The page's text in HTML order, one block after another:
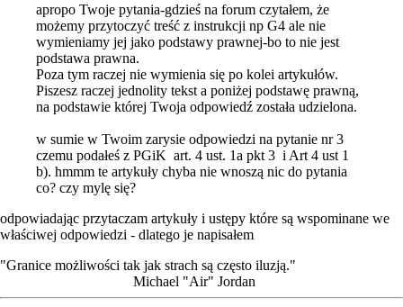
apropo Twoje pytania-gdzieś na forum czytałem, że
możemy przytoczyć treść z instrukcji np G4 ale nie
wymieniamy jej jako podstawy prawnej-bo to nie jest
podstawa prawna.
Poza tym raczej nie wymienia się po kolei artykułów.
Piszesz raczej jednolity tekst a poniżej podstawę prawną,
na podstawie której Twoja odpowiedź została udzielona.
w sumie w Twoim zarysie odpowiedzi na pytanie nr 3
czemu podałeś z PGiK art. 4 ust. 1a pkt 3 i Art 4 ust 1
b). hmmm te artykuły chyba nie wnoszą nic do pytania
co? czy mylę się?
odpowiadając przytaczam artykuły i ustępy które są wspominane we
właściwej odpowiedzi - dlatego je napisałem
"Granice możliwości tak jak strach są często iluzją."
Michael "Air" Jordan